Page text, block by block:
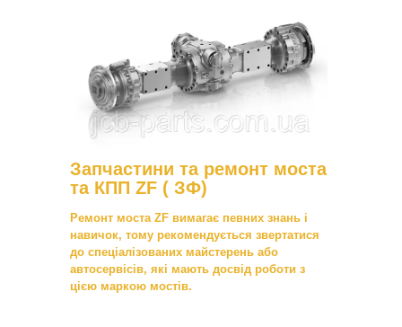
Запчастини та ремонт моста
та КПП ZF ( ЗФ)
Ремонт моста ZF вимагає певних знань і
навичок, тому рекомендується звертатися
до спеціалізованих майстерень або
автосервісів, які мають досвід роботи з
цією маркою мостів.